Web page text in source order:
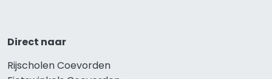
Direct naar
Rijscholen Coevorden